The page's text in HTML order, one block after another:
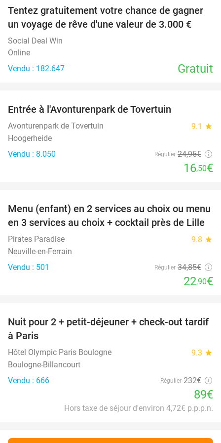
Tentez gratuitement votre chance de gagner
un voyage de rêve d'une valeur de 3.000 €
Social Deal Win
Online
Vendu : 182.647
Gratuit
Entrée à l'Avonturenpark de Tovertuin
Avonturenpark de Tovertuin 9.1 star
Hoogerheide
Vendu : 8.050
Régulier 24,95€
16,50€
34%
Menu (enfant) en 2 services au choix ou menu
en 3 services au choix + cocktail près de Lille
Pirates Paradise 9.8 star
Neuville-en-Ferrain
Vendu : 501
Régulier 34,85€
22,90€
62%
Nuit pour 2 + petit-déjeuner + check-out tardif
à Paris
Hôtel Olympic Paris Boulogne 9.3 star
Boulogne-Billancourt
Vendu : 666
Régulier 232€
89€
Hors taxe de séjour d'environ 4,72€ p.p.p.n.